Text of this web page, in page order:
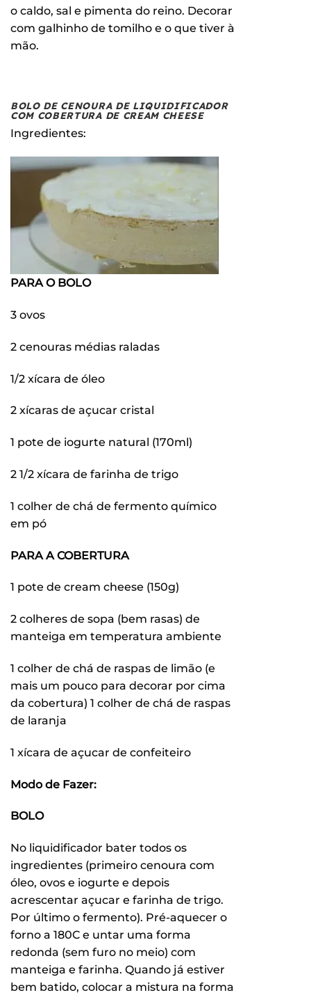
o caldo, sal e pimenta do reino. Decorar
com galhinho de tomilho e o que tiver à
mão.
BOLO DE CENOURA DE LIQUIDIFICADOR
COM COBERTURA DE CREAM CHEESE
Ingredientes:
PARA O BOLO
3 ovos
2 cenouras médias raladas
1/2 xícara de óleo
2 xícaras de açucar cristal
1 pote de iogurte natural (170ml)
2 1/2 xícara de farinha de trigo
1 colher de chá de fermento químico
em pó
PARA A COBERTURA
1 pote de cream cheese (150g)
2 colheres de sopa (bem rasas) de
manteiga em temperatura ambiente
1 colher de chá de raspas de limão (e
mais um pouco para decorar por cima
da cobertura) 1 colher de chá de raspas
de laranja
1 xícara de açucar de confeiteiro
Modo de Fazer:
BOLO
No liquidificador bater todos os
ingredientes (primeiro cenoura com
óleo, ovos e iogurte e depois
acrescentar açucar e farinha de trigo.
Por último o fermento). Pré-aquecer o
forno a 180C e untar uma forma
redonda (sem furo no meio) com
manteiga e farinha. Quando já estiver
bem batido, colocar a mistura na forma